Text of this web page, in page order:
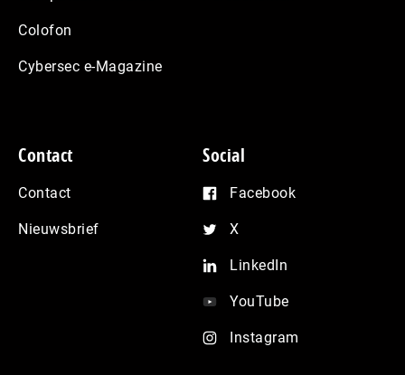
Colofon
Cybersec e-Magazine
Contact
Contact
Nieuwsbrief
Social
Facebook
X
LinkedIn
YouTube
Instagram